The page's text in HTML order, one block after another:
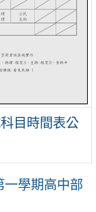
目時間表公
一學期高中部